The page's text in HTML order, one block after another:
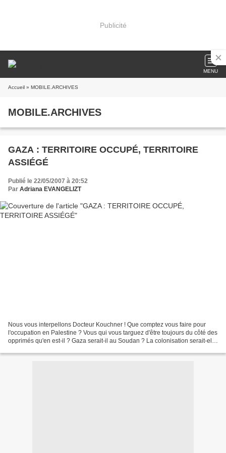
Publicité
MENU
Accueil » MOBILE.ARCHIVES
MOBILE.ARCHIVES
GAZA : TERRITOIRE OCCUPÉ, TERRITOIRE
ASSIÉGÉ
Publié le 22/05/2007 à 20:52
Par Adriana EVANGELIZT
Nous vous interpellons Docteur Kouchner ! Que comptez vous faire pour
l'occupation en Palestine ? Vous qui vous targuez d'être toujours du côté des
opprimés qu'en est-il ? Gaza serait-il au Soudan ? La colonisation serait-elle